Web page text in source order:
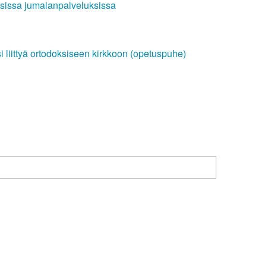
jumalanpalveluksissa
liittyä ortodoksiseen kirkkoon (opetuspuhe)